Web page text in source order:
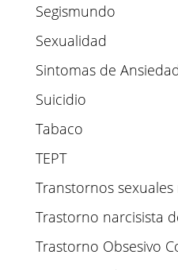
Segismundo
Sexualidad
Sintomas de
Suicidio
Tabaco
TEPT
Transtornos
Trastorno narcisista
Trastorno Obsesivo